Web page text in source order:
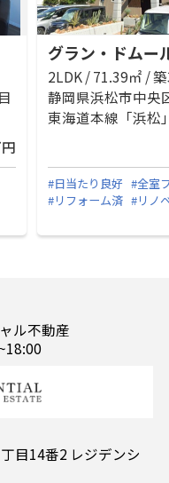
グラン・ドムー
2LDK / 71.39㎡ /
静岡県浜松市中央
東海道本線「浜松
#日当たり良好 #全室
#リフォーム済 #リノ
ル不動産
目14番2 レジデンシ